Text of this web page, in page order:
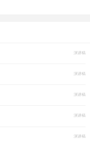
演讲稿
演讲稿
演讲稿
演讲稿
演讲稿